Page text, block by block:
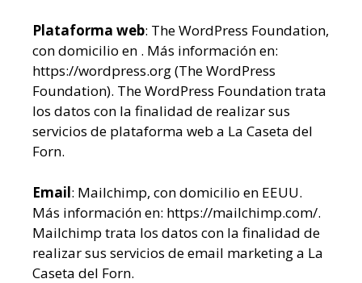
Plataforma web: The WordPress Foundation,
con domicilio en . Más información en:
https://wordpress.org (The WordPress
Foundation). The WordPress Foundation trata
los datos con la finalidad de realizar sus
servicios de plataforma web a La Caseta del
Forn.
Email: Mailchimp, con domicilio en EEUU.
Más información en: https://mailchimp.com/.
Mailchimp trata los datos con la finalidad de
realizar sus servicios de email marketing a La
Caseta del Forn.